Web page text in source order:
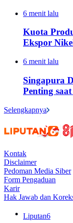
6 menit lalu
Kuota
Ekspor
6 menit lalu
Singapura
Penting
Selengkapnya
Kontak
Disclaimer
Pedoman Media Siber
Form Pengaduan
Karir
Hak Jawab dan
Liputan6